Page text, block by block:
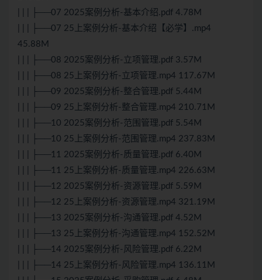
| | | ├──07 2025案例分析-基本介绍.pdf 4.78M
| | | ├──07 25上案例分析-基本介绍【必学】.mp4
45.88M
| | | ├──08 2025案例分析-立项管理.pdf 3.57M
| | | ├──08 25上案例分析-立项管理.mp4 117.67M
| | | ├──09 2025案例分析-整合管理.pdf 5.44M
| | | ├──09 25上案例分析-整合管理.mp4 210.71M
| | | ├──10 2025案例分析-范围管理.pdf 5.54M
| | | ├──10 25上案例分析-范围管理.mp4 237.83M
| | | ├──11 2025案例分析-质量管理.pdf 6.40M
| | | ├──11 25上案例分析-质量管理.mp4 226.63M
| | | ├──12 2025案例分析-资源管理.pdf 5.59M
| | | ├──12 25上案例分析-资源管理.mp4 321.19M
| | | ├──13 2025案例分析-沟通管理.pdf 4.52M
| | | ├──13 25上案例分析-沟通管理.mp4 152.52M
| | | ├──14 2025案例分析-风险管理.pdf 6.22M
| | | ├──14 25上案例分析-风险管理.mp4 136.11M